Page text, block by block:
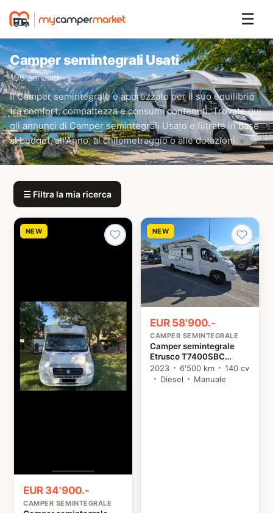
☰
Camper semintegrali Usati
196 annunci
Il Camper semintegrale è apprezzato per il suo equilibrio
tra comfort, compattezza e consumi contenuti. Trovate qui
gli annunci di Camper semintegrali Usato e filtrate in base
al budget, all'Anno, al chilometraggio o alle dotazioni.
☰ Filtra la mia ricerca
NEW
EUR 34'900.-
CAMPER SEMINTEGRALE
NEW
EUR 58'900.-
CAMPER SEMINTEGRALE
Camper semintegrale
Etrusco T7400SBC
Citroën
2023 6'500 km
140 cv
Diesel
Manuale